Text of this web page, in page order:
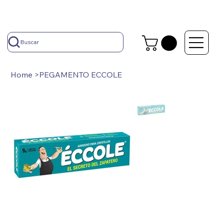
Buscar
Home >PEGAMENTO ECCOLE